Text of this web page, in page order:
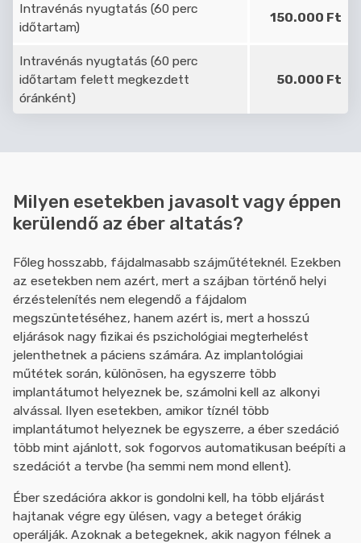
Intravénás nyugtatás (60 perc
időtartam)
150.000 Ft
Intravénás nyugtatás (60 perc
időtartam felett megkezdett
óránként)
50.000 Ft
Milyen esetekben javasolt vagy éppen
kerülendő az éber altatás?
Főleg hosszabb, fájdalmasabb szájműtéteknél. Ezekben
az esetekben nem azért, mert a szájban történő helyi
érzéstelenítés nem elegendő a fájdalom
megszüntetéséhez, hanem azért is, mert a hosszú
eljárások nagy fizikai és pszichológiai megterhelést
jelenthetnek a páciens számára. Az implantológiai
műtétek során, különösen, ha egyszerre több
implantátumot helyeznek be, számolni kell az alkonyi
alvással. Ilyen esetekben, amikor tíznél több
implantátumot helyeznek be egyszerre, a éber szedáció
több mint ajánlott, sok fogorvos automatikusan beépíti a
szedációt a tervbe (ha semmi nem mond ellent).
Éber szedációra akkor is gondolni kell, ha több eljárást
hajtanak végre egy ülésen, vagy a beteget órákig
operálják. Azoknak a betegeknek, akik nagyon félnek a